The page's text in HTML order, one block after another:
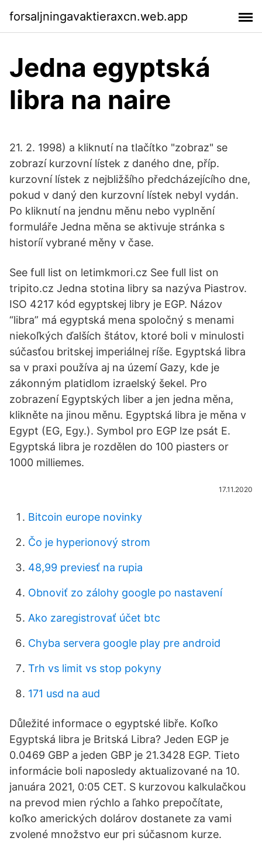
forsaljningavaktieraxcn.web.app
Jedna egyptská
libra na naire
21. 2. 1998) a kliknutí na tlačítko "zobraz" se
zobrazí kurzovní lístek z daného dne, příp.
kurzovní lístek z nejbližšího předcházejícího dne,
pokud v daný den kurzovní lístek nebyl vydán.
Po kliknutí na jendnu měnu nebo vyplnění
formuláře Jedna měna se aktivuje stránka s
historíí vybrané měny v čase.
See full list on letimkmori.cz See full list on
tripito.cz Jedna stotina libry sa nazýva Piastrov.
ISO 4217 kód egyptskej libry je EGP. Názov
“libra” má egyptská mena spoločný s menami
niekoľkých ďalších štátov, ktoré boli v minulosti
súčasťou britskej imperiálnej ríše. Egyptská libra
sa v praxi používa aj na území Gazy, kde je
zákonným platidlom izraelský šekel. Pro
zobrazení Egyptských liber a jen jedna měna,
klikněte na jinou měnu. Egyptská libra je měna v
Egypt (EG, Egy.). Symbol pro EGP lze psát E.
Egyptská libra je rozdělen do 100 piasters or
1000 milliemes.
17.11.2020
Bitcoin europe novinky
Čo je hyperionový strom
48,99 previesť na rupia
Obnoviť zo zálohy google po nastavení
Ako zaregistrovať účet btc
Chyba servera google play pre android
Trh vs limit vs stop pokyny
171 usd na aud
Důležité informace o egyptské libře. Koľko
Egyptská libra je Britská Libra? Jeden EGP je
0.0469 GBP a jeden GBP je 21.3428 EGP. Tieto
informácie boli naposledy aktualizované na 10.
januára 2021, 0:05 CET. S kurzovou kalkulačkou
na prevod mien rýchlo a ľahko prepočítate,
koľko amerických dolárov dostanete za vami
zvolené množstvo eur pri súčasnom kurze.